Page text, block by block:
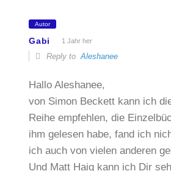
Autor
Gabi 1 Jahr her
Reply toAleshanee
Hallo Aleshanee,
von Simon Beckett kann ich
Reihe empfehlen, die
ihm gelesen habe, fand ich
ich auch von vielen anderen
Und Matt Haig kann ich Dir